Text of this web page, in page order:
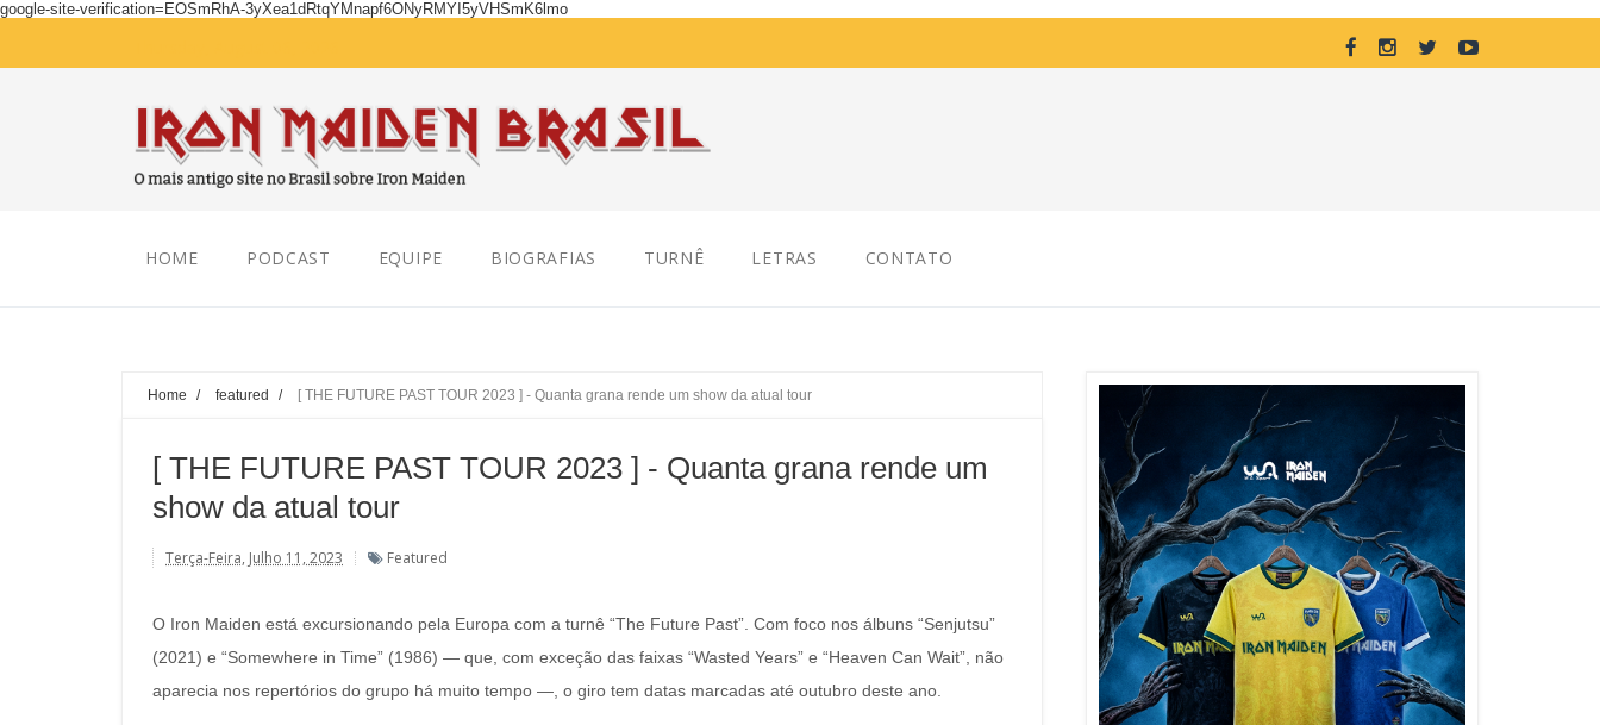
google-site-verification=EOSmRhA-3yXea1dRtqYMnapf6ONyRMYI5yVHSmK6lmo
HOME PODCAST EQUIPE BIOGRAFIAS TURNÊ LETRAS CONTATO
Home / featured / [ THE FUTURE PAST TOUR 2023 ] - Quanta grana rende um show da atual tour
[ THE FUTURE PAST TOUR 2023 ] - Quanta grana rende um
show da atual tour
Terça-Feira, Julho 11, 2023 Featured
O Iron Maiden está excursionando pela Europa com a turnê “The Future Past”. Com foco nos álbuns “Senjutsu”
(2021) e “Somewhere in Time” (1986) — que, com exceção das faixas “Wasted Years” e “Heaven Can Wait”, não
aparecia nos repertórios do grupo há muito tempo —, o giro tem datas marcadas até outubro deste ano.